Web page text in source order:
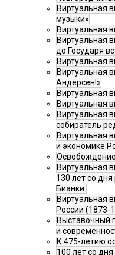
Виртуальная
музыки»
Виртуальная
Виртуальная
до Государя
Виртуальная
Виртуальная
Андерсен!»
Виртуальная
Виртуальная
Виртуальная
собиратель
Виртуальная
и экономике
Освобождение
Виртуальная
130 лет со
Бианки.
Виртуальная
России (1873-
Выставочный
и
К 475-летию
100 лет со